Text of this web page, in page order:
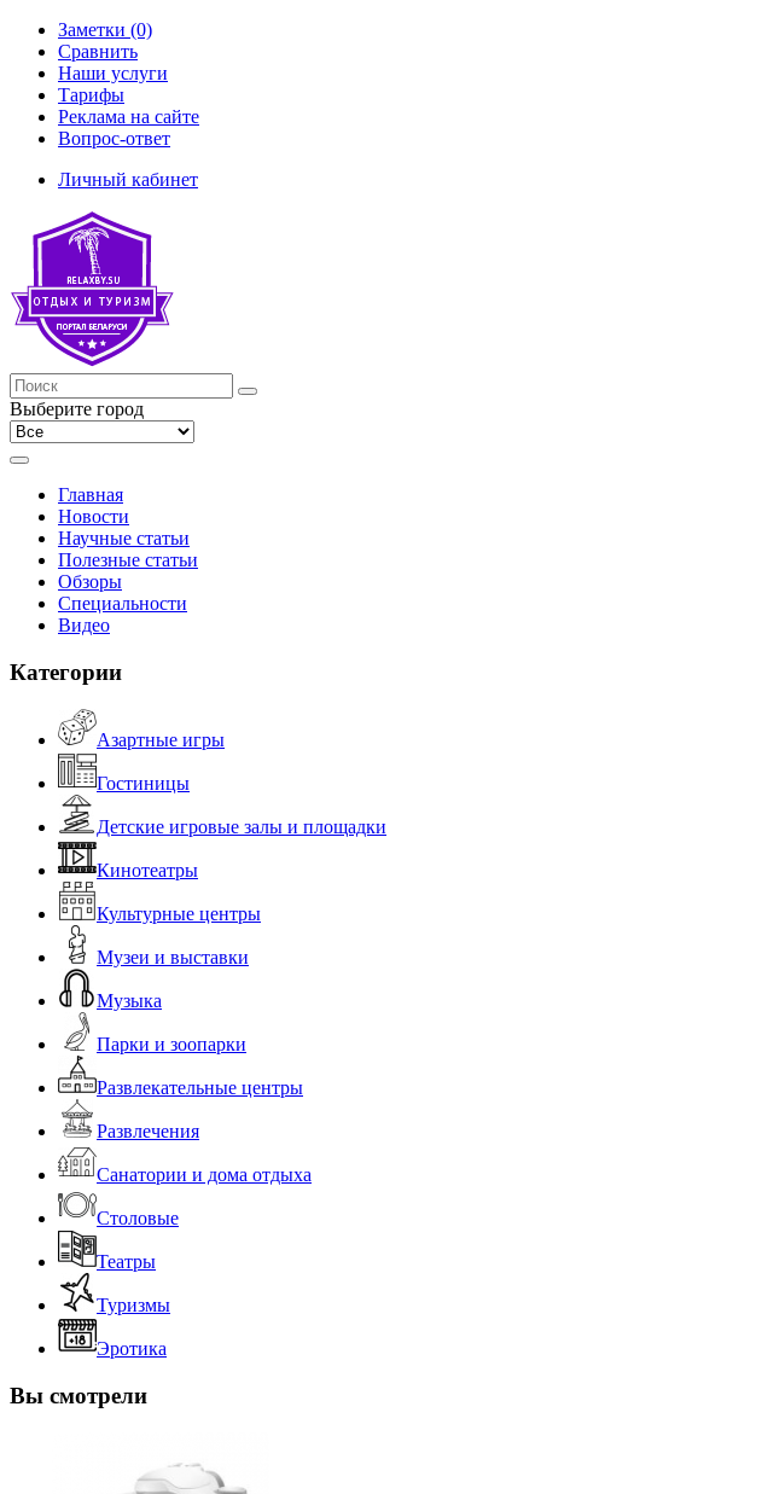
Заметки (0)
Сравнить
Наши услуги
Тарифы
Реклама на сайте
Вопрос-ответ
Личный кабинет
Выберите город
Главная
Новости
Научные статьи
Полезные статьи
Обзоры
Специальности
Видео
Категории
Азартные игры
Гостиницы
Детские игровые залы и площадки
Кинотеатры
Культурные центры
Музеи и выставки
Музыка
Парки и зоопарки
Развлекательные центры
Развлечения
Санатории и дома отдыха
Столовые
Театры
Туризмы
Эротика
Вы смотрели